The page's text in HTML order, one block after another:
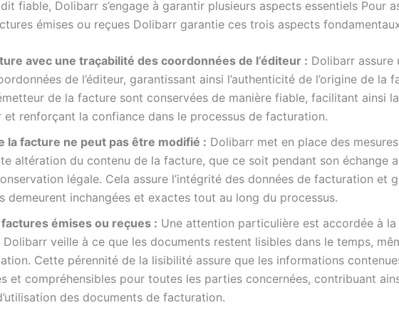
fiable, Dolibarr s’engage à garantir plusieurs aspects essentiels Pour
émises ou reçues Dolibarr garantie ces trois aspects
avec une traçabilité des coordonnées de l’éditeur : Dolibarr assure
de l’éditeur, garantissant ainsi l’authenticité de l’origine de la
de la facture sont conservées de manière fiable, facilitant ainsi
et renforçant la confiance dans le processus de facturation.
la facture ne peut pas être modifié : Dolibarr met en place des
altération du contenu de la facture, que ce soit pendant son échange
légale. Cela assure l’intégrité des données de facturation et
demeurent inchangées et exactes tout au long du processus.
émises ou reçues : Une attention particulière est accordée à
veille à ce que les documents restent lisibles dans le temps,
Cette pérennité de la lisibilité assure que les informations
et compréhensibles pour toutes les parties concernées, contribuant
des documents de facturation.